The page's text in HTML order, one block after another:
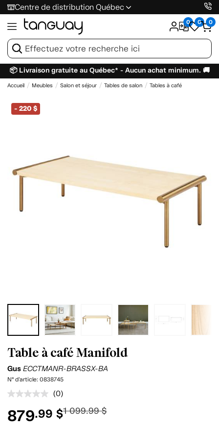
Centre de distribution Québec
0 0 0
📦 Livraison gratuite au Québec* - Aucun achat minimum. 🚚
Accueil Meubles Salon et séjour Tables de salon Tables à café
- 220 $
Table à café Manifold
Gus ECCTMANR-BRASSX-BA
N° d'article: 0838745
Aucune
pour
ce
(0)
879.99 $1 099.99 $